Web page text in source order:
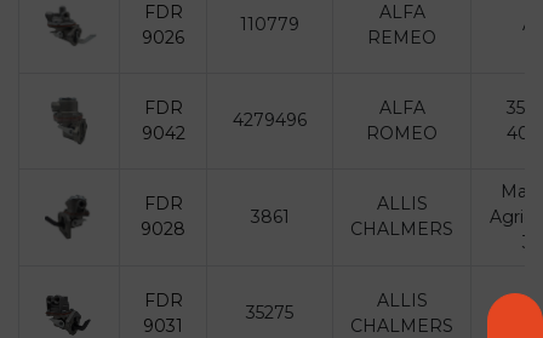
FDR
9026
110779
ALFA
REMEO
FDR
9042
4279496
ALFA
ROMEO
FDR
9028
3861
ALLIS
CHALMERS
FDR
9031
35275
ALLIS
CHALMERS